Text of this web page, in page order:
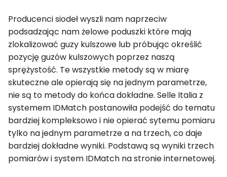
Producenci siodeł wyszli nam naprzeciw
podsadzając nam żelowe poduszki które mają
zlokalizować guzy kulszowe lub próbując określić
pozycję guzów kulszowych poprzez naszą
sprężystość. Te wszystkie metody są w miarę
skuteczne ale opierają się na jednym parametrze,
nie są to metody do końca dokładne. Selle Italia z
systemem IDMatch postanowiła podejść do tematu
bardziej kompleksowo i nie opierać sytemu pomiaru
tylko na jednym parametrze a na trzech, co daje
bardziej dokładne wyniki. Podstawą są wyniki trzech
pomiarów i system IDMatch na stronie internetowej.